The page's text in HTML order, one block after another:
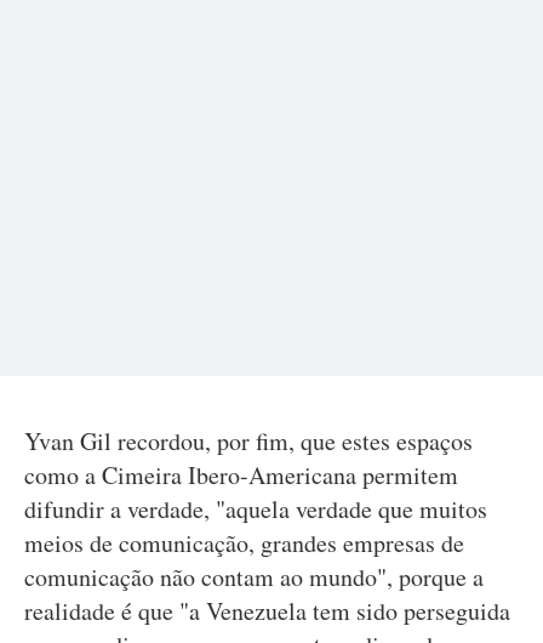
Yvan Gil recordou, por fim, que estes espaços
como a Cimeira Ibero-Americana permitem
difundir a verdade, "aquela verdade que muitos
meios de comunicação, grandes empresas de
comunicação não contam ao mundo", porque a
realidade é que "a Venezuela tem sido perseguida